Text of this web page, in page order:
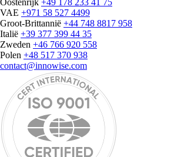
Oostenrijk +49 178 233 41 75
VAE +971 58 527 4499
Groot-Brittannië +44 748 8817 958
Italië +39 377 399 44 35
Zweden +46 766 920 558
Polen +48 517 370 938
contact@innowise.com